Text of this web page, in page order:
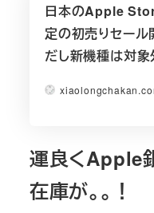
日本のApple
定の初売りセール
だし新機種は対象
運良くApple
在庫が。。！